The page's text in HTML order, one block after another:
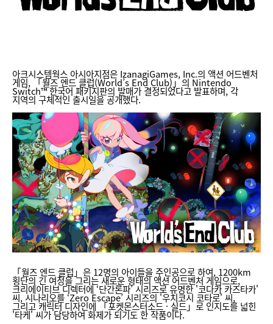
아크시스템웍스 아시아지점은 IzanagiGames, Inc.의 액션 어드벤처
게임, 「월즈 엔드 클럽(World’s End Club)」의 Nintendo
Switch™ 한국어 패키지판의 발매가 결정되었다고 발표하며, 각
지역의 구체적인 출시일을 공개했다.
「월즈 엔드 클럽」은 12명의 아이들을 주인공으로 하여, 1200km
횡단의 긴 여정을 그리는 새로운 형태의 액션 어드벤처 게임으로,
크리에이티브 디렉터에 ‘단간론파’ 시리즈로 유명한 '코다카 카즈타카'
씨, 시나리오를 ‘Zero Escape’ 시리즈의 '우치코시 코타로' 씨,
그리고 캐릭터 디자인에 「포켓몬스터소드 · 실드」로 인지도를 넓힌
'타케' 씨가 담당하여 화제가 되기도 한 작품이다.